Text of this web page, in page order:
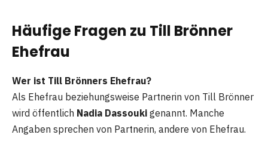
Häufige Fragen zu Till Brönner
Ehefrau
Wer ist Till Brönners Ehefrau?
Als Ehefrau beziehungsweise Partnerin von Till Brönner
wird öffentlich Nadia Dassouki genannt. Manche
Angaben sprechen von Partnerin, andere von Ehefrau.